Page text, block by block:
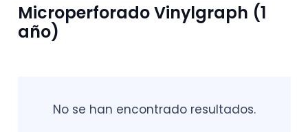
Microperforado Vinylgraph (1
año)
No se han encontrado resultados.